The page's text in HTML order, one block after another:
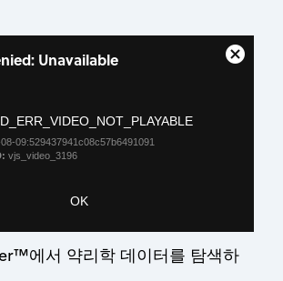
Unavailable
09:529437941c08c57b6491091
vjs_video_3196
OK
Close
에서 약리학 데이터를 탐색하